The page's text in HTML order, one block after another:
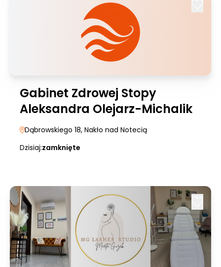
Gabinet Zdrowej Stopy
Aleksandra Olejarz-Michalik
Dąbrowskiego 18, Nakło nad Notecią
Dzisiaj:zamknięte